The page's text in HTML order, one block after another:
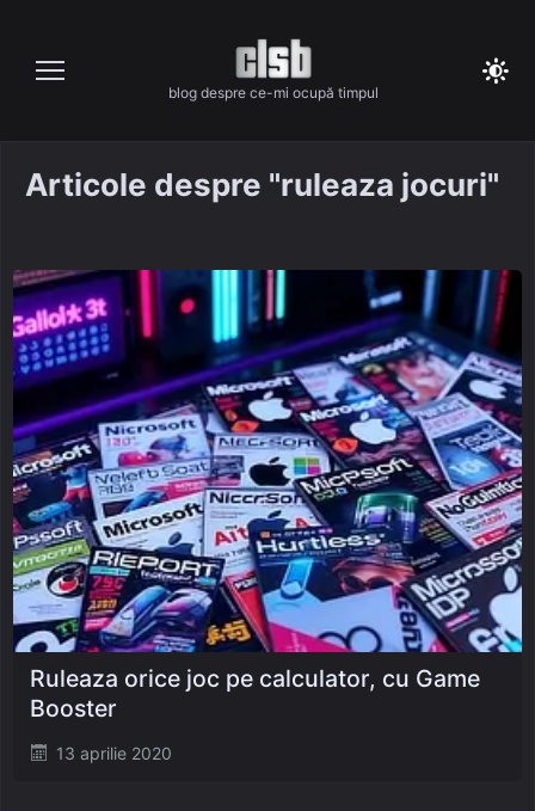
content
blog despre ce-mi ocupă timpul
Articole despre "ruleaza jocuri"
Posted
13 aprilie 2020
Ruleaza orice joc pe calculator, cu Game
Booster